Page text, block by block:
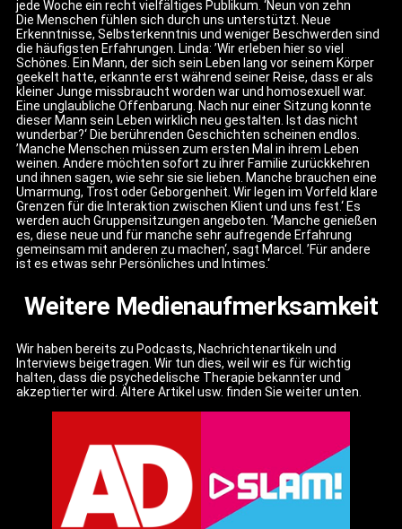
jede Woche ein recht vielfältiges Publikum. ‘Neun von zehn
Die Menschen fühlen sich durch uns unterstützt. Neue
Erkenntnisse, Selbsterkenntnis und weniger Beschwerden sind
die häufigsten Erfahrungen. Linda: ’Wir erleben hier so viel
Schönes. Ein Mann, der sich sein Leben lang vor seinem Körper
geekelt hatte, erkannte erst während seiner Reise, dass er als
kleiner Junge missbraucht worden war und homosexuell war.
Eine unglaubliche Offenbarung. Nach nur einer Sitzung konnte
dieser Mann sein Leben wirklich neu gestalten. Ist das nicht
wunderbar?‘ Die berührenden Geschichten scheinen endlos.
’Manche Menschen müssen zum ersten Mal in ihrem Leben
weinen. Andere möchten sofort zu ihrer Familie zurückkehren
und ihnen sagen, wie sehr sie sie lieben. Manche brauchen eine
Umarmung, Trost oder Geborgenheit. Wir legen im Vorfeld klare
Grenzen für die Interaktion zwischen Klient und uns fest.‘ Es
werden auch Gruppensitzungen angeboten. ’Manche genießen
es, diese neue und für manche sehr aufregende Erfahrung
gemeinsam mit anderen zu machen‘, sagt Marcel. ’Für andere
ist es etwas sehr Persönliches und Intimes.‘
Weitere Medienaufmerksamkeit
Wir haben bereits zu Podcasts, Nachrichtenartikeln und
Interviews beigetragen. Wir tun dies, weil wir es für wichtig
halten, dass die psychedelische Therapie bekannter und
akzeptierter wird. Ältere Artikel usw. finden Sie weiter unten.